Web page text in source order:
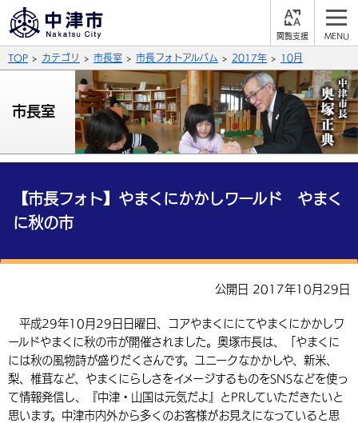
支
やさしい日本語
背景色
青
文字の大きさ
拡大 標準 縮小
言語を選択
英語（English） 中国語（簡体字）
中国語（繁体字） 韓国語（한국어）
サイト内検索
税金 住宅・インフラ
環境・衛生 生涯学習・スポーツ・人権
選挙 外国人の方向け情報
農林水産業 税金
都市整備
施設情報 子どもを預ける
手当・助成 健康・医療
相談・支援・情報 計画・施策
観光・移住
観光なび スポットを探す
遊ぶ・体験する グルメ・食べる
市政情報
中津市について 市役所の紹介
TOP カテゴリ 市長室 市長フォトアルバム 2017年 10月
市長室
【市長フォト】やまくにかかしワールド やまく
に秋の市
公開日 2017年10月29日
平成29年10月29日日曜日、コアやまくににてやまくにかかしワ
ールドやまくに秋の市が開催されました。奥塚市長は、「やまくに
には秋の風物詩が盛りだくさんです。ユニークなかかしや、新米、
梨、椎茸など、やまくにらしさをイメージするものをSNSなどを使っ
て情報発信し、『中津・山国は元気だよ』とPRしていただきたいと
思います。中津市内外から多くのお客様がお見えになっていると思